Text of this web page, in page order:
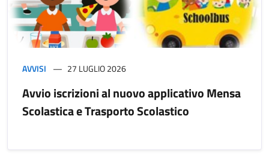
AVVISI 27 LUGLIO 2026
Avvio iscrizioni al nuovo applicativo Mensa
Scolastica e Trasporto Scolastico